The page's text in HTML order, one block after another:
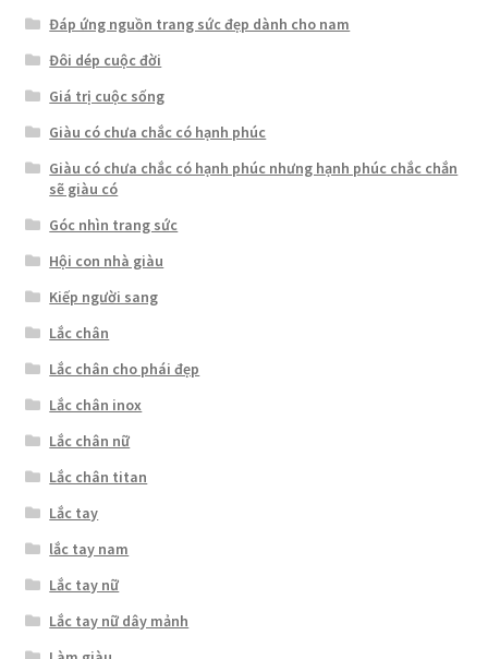
Đáp ứng nguồn trang sức đẹp dành cho nam
Đôi dép cuộc đời
Giá trị cuộc sống
Giàu có chưa chắc có hạnh phúc
Giàu có chưa chắc có hạnh phúc nhưng hạnh phúc chắc chắn
sẽ giàu có
Góc nhìn trang sức
Hội con nhà giàu
Kiếp người sang
Lắc chân
Lắc chân cho phái đẹp
Lắc chân inox
Lắc chân nữ
Lắc chân titan
Lắc tay
lắc tay nam
Lắc tay nữ
Lắc tay nữ dây mảnh